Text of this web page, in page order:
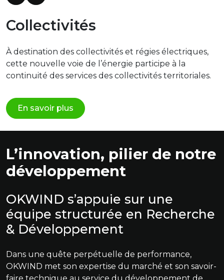
Collectivités
À destination des collectivités et régies électriques,
cette nouvelle voie de l’énergie participe à la
continuité des services des collectivités territoriales.
En savoir plus
L’innovation, pilier de notre
développement
OKWIND s’appuie sur une
équipe structurée en Recherche
& Développement
Dans une quête perpétuelle de performance,
OKWIND met son expertise du marché et son savoir-